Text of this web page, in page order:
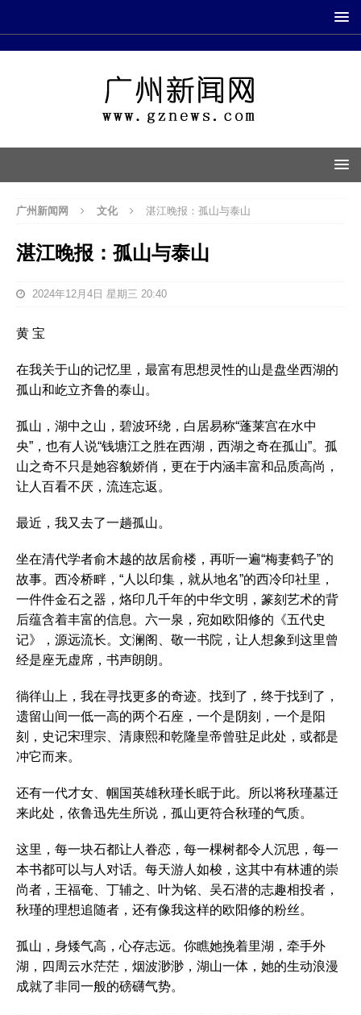
广州新闻网 文化 湛江晚报：孤山与泰山
湛江晚报：孤山与泰山
2024年12月4日 星期三 20:40
黄 宝
在我关于山的记忆里，最富有思想灵性的山是盘坐西湖的
孤山和屹立齐鲁的泰山。
孤山，湖中之山，碧波环绕，白居易称“蓬莱宫在水中
央”，也有人说“钱塘江之胜在西湖，西湖之奇在孤山”。孤
山之奇不只是她容貌娇俏，更在于内涵丰富和品质高尚，
让人百看不厌，流连忘返。
最近，我又去了一趟孤山。
坐在清代学者俞木越的故居俞楼，再听一遍“梅妻鹤子”的
故事。西冷桥畔，“人以印集，就从地名”的西冷印社里，
一件件金石之器，烙印几千年的中华文明，篆刻艺术的背
后蕴含着丰富的信息。六一泉，宛如欧阳修的《五代史
记》，源远流长。文澜阁、敬一书院，让人想象到这里曾
经是座无虚席，书声朗朗。
徜徉山上，我在寻找更多的奇迹。找到了，终于找到了，
遗留山间一低一高的两个石座，一个是阴刻，一个是阳
刻，史记宋理宗、清康熙和乾隆皇帝曾驻足此处，或都是
冲它而来。
还有一代才女、帼国英雄秋瑾长眠于此。所以将秋瑾墓迁
来此处，依鲁迅先生所说，孤山更符合秋瑾的气质。
这里，每一块石都让人眷恋，每一棵树都令人沉思，每一
本书都可以与人对话。每天游人如梭，这其中有林逋的崇
尚者，王福奄、丁辅之、叶为铭、吴石潜的志趣相投者，
秋瑾的理想追随者，还有像我这样的欧阳修的粉丝。
孤山，身矮气高，心存志远。你瞧她挽着里湖，牵手外
湖，四周云水茫茫，烟波渺渺，湖山一体，她的生动浪漫
成就了非同一般的磅礴气势。